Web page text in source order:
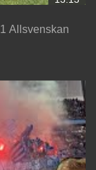
Allsvenskan